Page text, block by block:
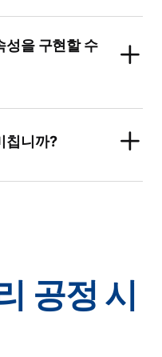
성을 구현할 수
칩니까?
공정 시